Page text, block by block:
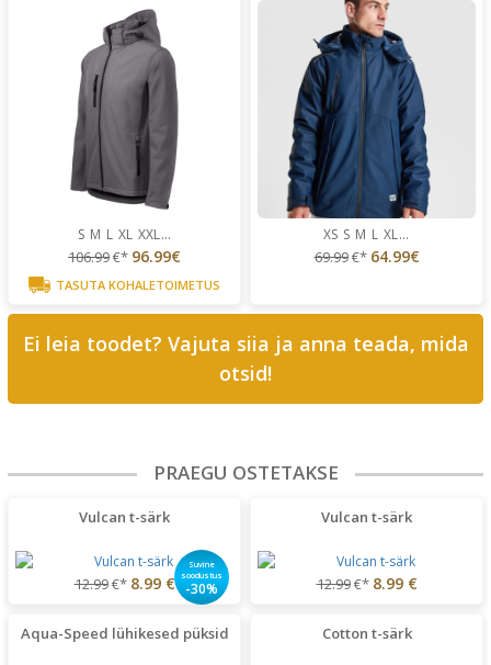
S M L XL XXL...
106.99€* 96.99€
TASUTA KOHALETOIMETUS
XS S M L XL...
69.99€* 64.99€
Ei leia toodet? Vajuta siia ja anna teada, mida
otsid!
PRAEGU OSTETAKSE
Vulcan t-särk
Suvine
soodustus
-30%
12.99€* 8.99 €
Vulcan t-särk
12.99€* 8.99 €
Aqua-Speed lühikesed püksid Cotton t-särk